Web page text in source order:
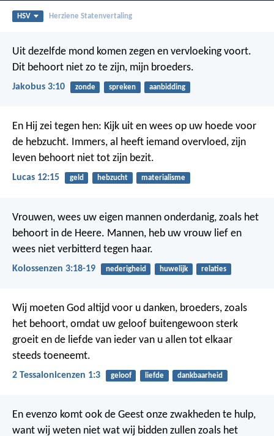
HSV Herziene Statenvertaling
Uit dezelfde mond komen zegen en vervloeking voort.
Dit behoort niet zo te zijn, mijn broeders.
Jakobus 3:10 zonde spreken aanbidding
En Hij zei tegen hen: Kijk uit en wees op uw hoede voor
de hebzucht. Immers, al heeft iemand overvloed, zijn
leven behoort niet tot zijn bezit.
Lucas 12:15 geld hebzucht materialisme
Vrouwen, wees uw eigen mannen onderdanig, zoals het
behoort in de Heere. Mannen, heb uw vrouw lief en
wees niet verbitterd tegen haar.
Kolossenzen 3:18-19 nederigheid huwelijk relaties
Wij moeten God altijd voor u danken, broeders, zoals
het behoort, omdat uw geloof buitengewoon sterk
groeit en de liefde van ieder van u allen tot elkaar
steeds toeneemt.
2 Tessalonicenzen 1:3 geloof liefde dankbaarheid
En evenzo komt ook de Geest onze zwakheden te hulp,
want wij weten niet wat wij bidden zullen zoals het